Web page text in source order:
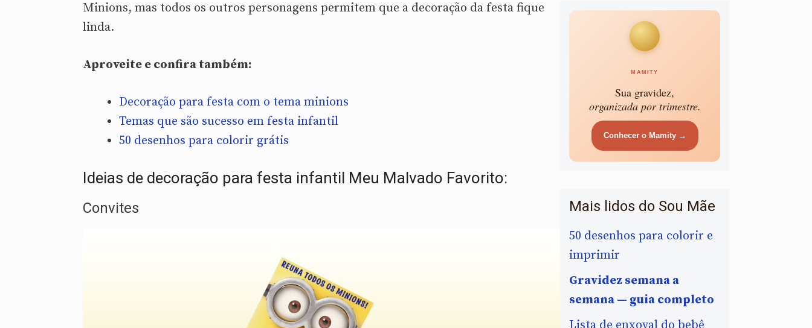
Minions, mas todos os outros personagens permitem que a decoração da festa fique
linda.
Aproveite e confira também:
Decoração para festa com o tema minions
Temas que são sucesso em festa infantil
50 desenhos para colorir grátis
Ideias de decoração para festa infantil Meu Malvado Favorito:
Convites
MAMITY
Sua gravidez,
organizada por trimestre.
Conhecer o Mamity →
Mais lidos do Sou Mãe
50 desenhos para colorir e
imprimir
Gravidez semana a
semana — guia completo